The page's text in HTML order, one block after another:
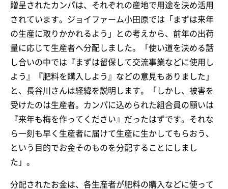
贈呈されたカンパは、それぞれの産地で用途を決め活用
されています。ジョイファーム小田原では「まずは来年
の生産に取りかかれるよう」との考えから、前年の出荷
量に応じて生産者へ分配しました。「使い道を決める話
し合いの中では『まずは留保して交流事業などに使用し
よう』『肥料を購入しよう』などの意見もありました」
と、長谷川さんは経緯を説明します。「しかし、被害を
受けたのは生産者。カンパに込められた組合員の願いは
『来年も梅を作ってください』だったはずです。それな
ら一刻も早く生産者に届けて生産に生かしてもらおう、
という目的でお金そのものを分配することにしまし
た」。
分配されたお金は、各生産者が肥料の購入などに使って